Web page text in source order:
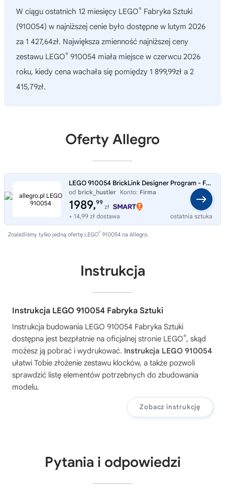
W ciągu ostatnich 12 miesięcy LEGO® Fabryka Sztuki
(910054) w najniższej cenie było dostępne w lutym 2026
za 1 427,64zł. Największa zmienność najniższej ceny
zestawu LEGO® 910054 miała miejsce w czerwcu 2026
roku, kiedy cena wachała się pomiędzy 1 899,99zł a 2
415,79zł.
Oferty Allegro
LEGO 910054 BrickLink Designer Program - Fabryka Sztuki
od brick_hustler Konto: Firma
1989,99
zł
+ 14,99 zł dostawa
ostatnia sztuka
Znaleźliśmy tylko jedną ofertę LEGO® 910054 na Allegro.
Instrukcja
Instrukcja LEGO 910054 Fabryka Sztuki
Instrukcja budowania LEGO 910054 Fabryka Sztuki
dostępna jest bezpłatnie na oficjalnej stronie LEGO®, skąd
możesz ją pobrać i wydrukować. Instrukcja LEGO 910054
ułatwi Tobie złożenie zestawu klocków, a także pozwoli
sprawdzić listę elementów potrzebnych do zbudowania
modelu.
Zobacz instrukcję
Pytania i odpowiedzi